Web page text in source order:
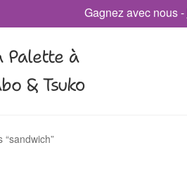
Gagnez avec nous -
Palette à
& Tsuko